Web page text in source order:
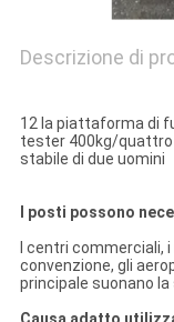
Descrizione di
12 la piattaforma di
tester 400kg/quattro
stabile di due uomini
I posti possono
I centri
convenzione, gli
principale suonano